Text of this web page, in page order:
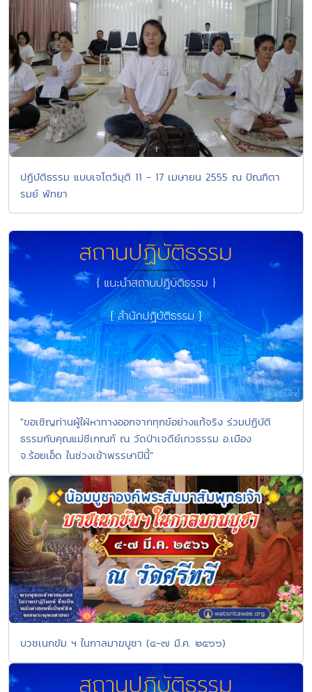
ปฏิบัติธรรม แบบเจโตวิมุติ 11 - 17 เมษายน 2555 ณ ปัณฑิตา
รมย์ พัทยา
"ขอเชิญท่านผู้ใฝ่หาทางออกจากทุกข์อย่างแท้จริง ร่วมปฏิบัติ
ธรรมกับคุณแม่ชีเกณฑ์ ณ วัดป่าเจดีย์เทวธรรม อ.เมือง
จ.ร้อยเอ็ด ในช่วงเข้าพรรษาปีนี้"
บวชเนกขัม ฯ ในกาลมาฆบูชา (๔-๗ มี.ค. ๒๕๖๖)